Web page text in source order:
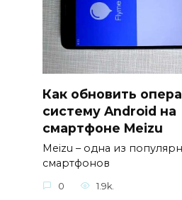
Как обновить
систему Android на
смартфоне Meizu
Meizu – одна из
смартфонов
0 1.9k.